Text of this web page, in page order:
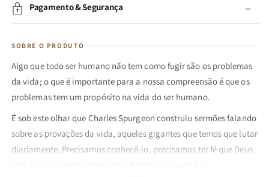
Pagamento & Segurança
SOBRE O PRODUTO
Algo que todo ser humano não tem como fugir são os problemas
da vida; o que é importante para a nossa compreensão é que os
problemas tem um propósito na vida do ser humano.
É sob este olhar que Charles Spurgeon construiu sermões falando
sobre as provações da vida, aqueles gigantes que temos que lutar
diariamente. Precisamos conhecê-lo, precisamos ter fé que Deus